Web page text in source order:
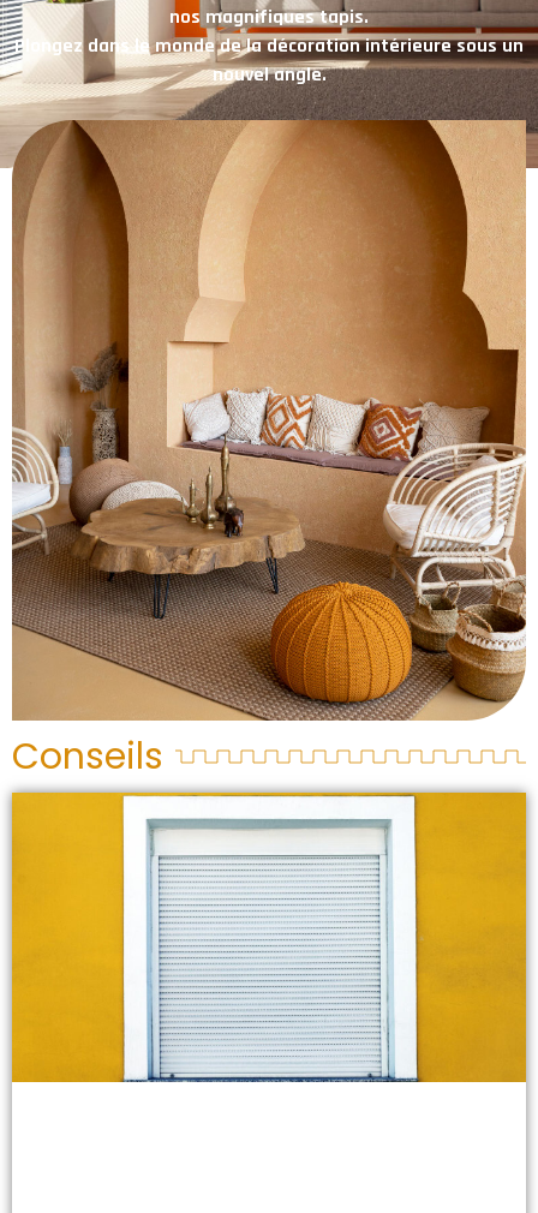
nos magnifiques tapis.
Plongez dans le monde de la décoration intérieure sous un
nouvel angle.
Conseils